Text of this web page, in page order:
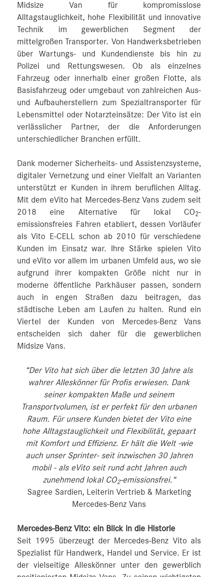
Midsize Van für kompromisslose
Alltagstauglichkeit, hohe Flexibilität und innovative
Technik im gewerblichen Segment der
mittelgroßen Transporter. Von Handwerksbetrieben
über Wartungs- und Kundendienste bis hin zu
Polizei und Rettungswesen. Ob als einzelnes
Fahrzeug oder innerhalb einer großen Flotte, als
Basisfahrzeug oder umgebaut von zahlreichen Aus-
und Aufbauherstellern zum Spezialtransporter für
Lebensmittel oder Notarzteinsätze: Der Vito ist ein
verlässlicher Partner, der die Anforderungen
unterschiedlicher Branchen erfüllt.
Dank moderner Sicherheits- und Assistenzsysteme,
digitaler Vernetzung und einer Vielfalt an Varianten
unterstützt er Kunden in ihrem beruflichen Alltag.
Mit dem eVito hat Mercedes‑Benz Vans zudem seit
2018 eine Alternative für lokal CO2-
emissionsfreies Fahren etabliert, dessen Vorläufer
als Vito E‑CELL schon ab 2010 für verschiedene
Kunden im Einsatz war. Ihre Stärke spielen Vito
und eVito vor allem im urbanen Umfeld aus, wo sie
aufgrund ihrer kompakten Größe nicht nur in
moderne öffentliche Parkhäuser passen, sondern
auch in engen Straßen dazu beitragen, das
städtische Leben am Laufen zu halten. Rund ein
Viertel der Kunden von Mercedes‑Benz Vans
entscheiden sich daher für die gewerblichen
Midsize Vans.
“Der Vito hat sich über die letzten 30 Jahre als
wahrer Alleskönner für Profis erwiesen. Dank
seiner kompakten Maße und seinem
Transportvolumen, ist er perfekt für den urbanen
Raum. Für unsere Kunden bietet der Vito eine
hohe Alltagstauglichkeit und Flexibilität, gepaart
mit Komfort und Effizienz. Er hält die Welt -wie
auch unser Sprinter- seit inzwischen 30 Jahren
mobil - als eVito seit rund acht Jahren auch
zunehmend lokal CO2-emissionsfrei.“
Sagree Sardien, Leiterin Vertrieb & Marketing
Mercedes‑Benz Vans
Mercedes‑Benz Vito: ein Blick in die Historie
Seit 1995 überzeugt der Mercedes‑Benz Vito als
Spezialist für Handwerk, Handel und Service. Er ist
der vielseitige Alleskönner unter den gewerblich